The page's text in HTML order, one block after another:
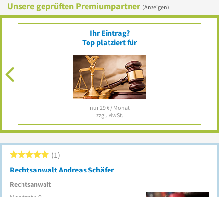
Unsere geprüften Premiumpartner (Anzeigen)
Ihr Eintrag?
Top platziert für
nur 29 € / Monat
zzgl. MwSt.
Rechtsanwalt Andreas Schäfer
Rechtsanwalt
1